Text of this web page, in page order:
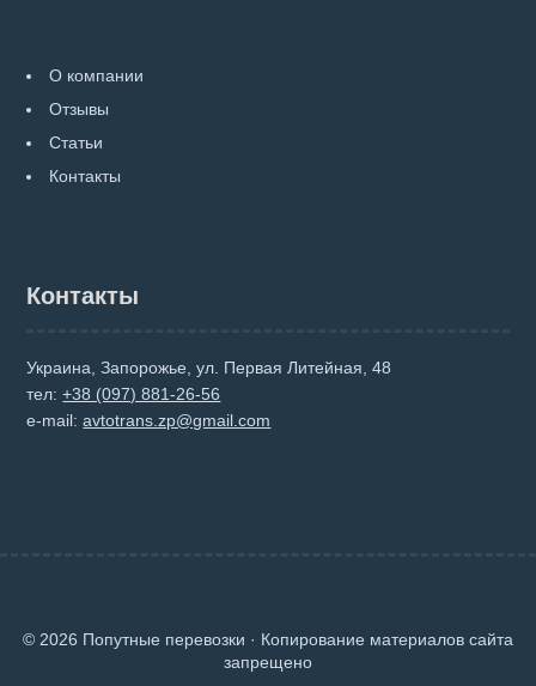
О компании
Отзывы
Статьи
Контакты
Контакты
Украина, Запорожье, ул. Первая Литейная, 48
тел:+38 (097) 881-26-56
e-mail:avtotrans.zp@gmail.com
© 2026 Попутные перевозки · Копирование материалов сайта
запрещено